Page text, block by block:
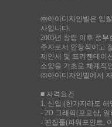
㈜아이디자인빌은 입
사입니다.
2005년 창립 이후 풍
주자로서 안정적이고
제안서 및 프리젠테이
소양을 기초로 체계적
㈜아이디자인빌에서
■ 자격요건
1. 신입 (한가지라도
- 2D 그래픽(포토샵,
- 편집툴(파워포인트,